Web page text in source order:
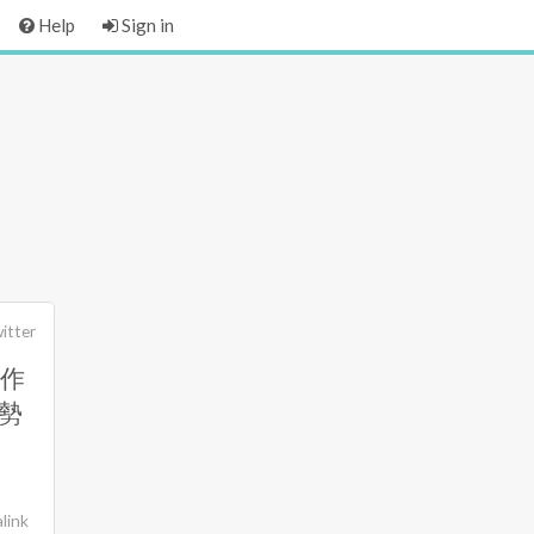
Help Sign in